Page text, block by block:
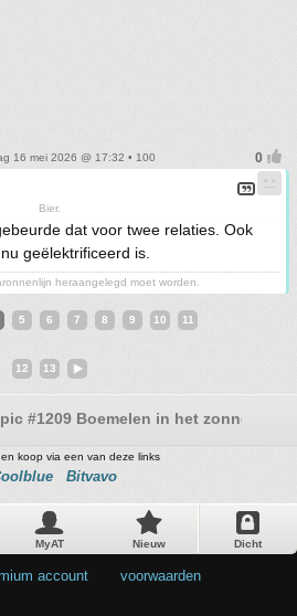
16 mei 2026 @ 17:32 • 100
Bier.
dat voor twee relaties. Ook
geëlektrificeerd is.
heraangelegd moet worden.
5 6 7 8 9 10 11
12 13
#1209 Boemelen in het zonnetje!
koop via een van deze links
Bitvavo
MyAT Nieuw Dicht
account voorwaarden